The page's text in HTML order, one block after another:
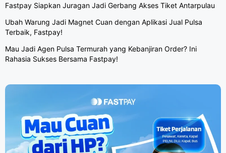
Fastpay Siapkan Juragan Jadi Gerbang Akses Tiket Antarpulau
Ubah Warung Jadi Magnet Cuan dengan Aplikasi Jual Pulsa
Terbaik, Fastpay!
Mau Jadi Agen Pulsa Termurah yang Kebanjiran Order? Ini
Rahasia Sukses Bersama Fastpay!